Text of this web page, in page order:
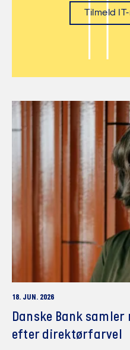
Tilmeld
18. JUN. 2026
Danske Bank
efter direktørfarvel